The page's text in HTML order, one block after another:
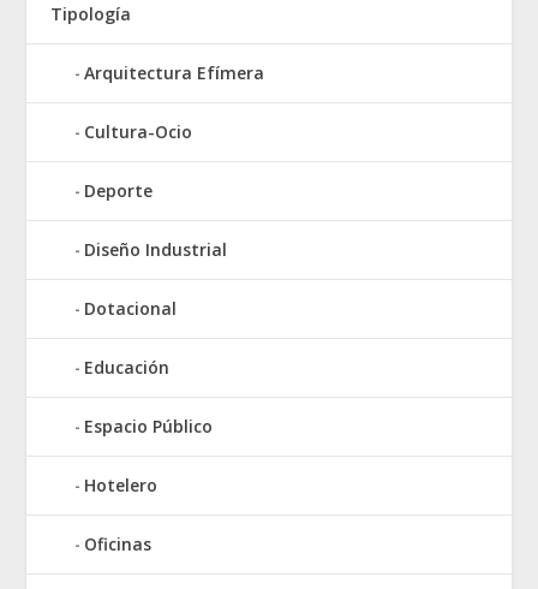
Tipología
Arquitectura Efímera
Cultura-Ocio
Deporte
Diseño Industrial
Dotacional
Educación
Espacio Público
Hotelero
Oficinas